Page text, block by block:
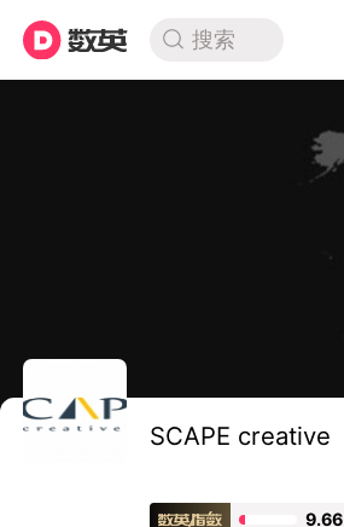
搜索
SCAPE creative
9.66